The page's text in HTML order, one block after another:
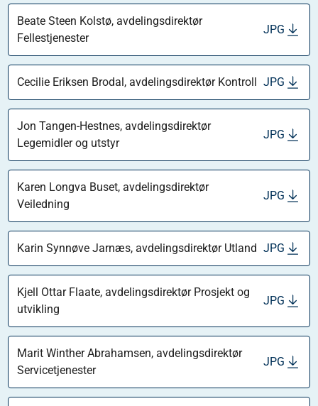
Beate Steen Kolstø, avdelingsdirektør
Fellestjenester
JPG
Cecilie Eriksen Brodal, avdelingsdirektør Kontroll JPG
Jon Tangen-Hestnes, avdelingsdirektør
Legemidler og utstyr
JPG
Karen Longva Buset, avdelingsdirektør
Veiledning
JPG
Karin Synnøve Jarnæs, avdelingsdirektør Utland JPG
Kjell Ottar Flaate, avdelingsdirektør Prosjekt og
utvikling
JPG
Marit Winther Abrahamsen, avdelingsdirektør
Servicetjenester
JPG